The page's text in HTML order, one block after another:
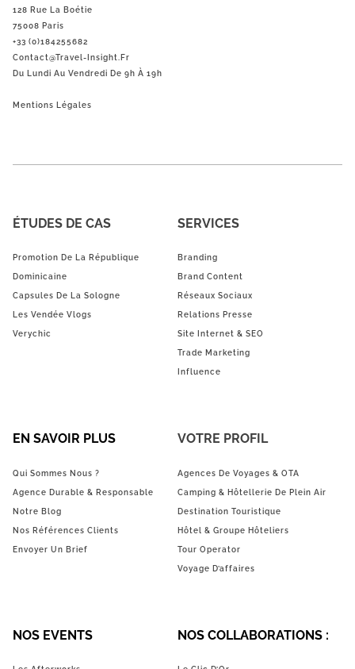
128 Rue La Boétie
75008 Paris
+33 (0)184255682
Contact@Travel-Insight.fr
Du Lundi Au Vendredi De 9h À 19h
Mentions Légales
ÉTUDES DE CAS
Promotion De La République
Dominicaine
Capsules De La Sologne
Les Vendée Vlogs
Verychic
SERVICES
Branding
Brand Content
Réseaux Sociaux
Relations Presse
Site Internet & SEO
Trade Marketing
Influence
EN SAVOIR PLUS
Qui Sommes Nous ?
Agence Durable & Responsable
Notre Blog
Nos Références Clients
Envoyer Un Brief
VOTRE PROFIL
Agences De Voyages & OTA
Camping & Hôtellerie De Plein Air
Destination Touristique
Hôtel & Groupe Hôteliers
Tour Operator
Voyage D’affaires
NOS EVENTS NOS COLLABORATIONS :